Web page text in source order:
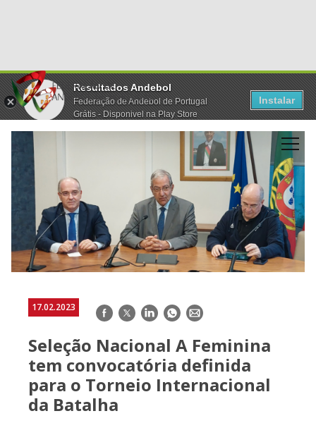
Resultados Andebol
Federação de Andebol de Portugal
Grátis - Disponivel na Play Store
Instalar
17.02.2023 Facebook
TwitterLinkedInWhatsApp
E-
Seleção Nacional A Feminina
tem convocatória definida
para o Torneio Internacional
da Batalha